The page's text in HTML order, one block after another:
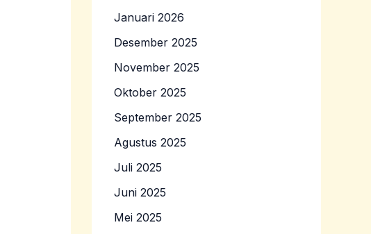
Januari 2026
Desember 2025
November 2025
Oktober 2025
September 2025
Agustus 2025
Juli 2025
Juni 2025
Mei 2025